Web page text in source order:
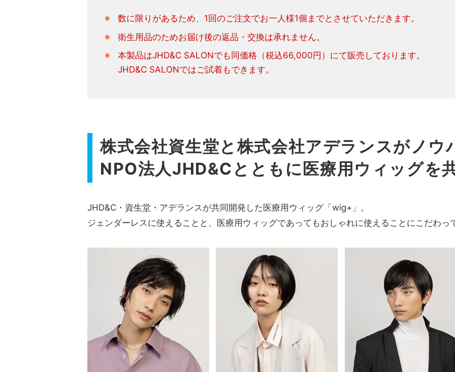
数に限りがあるため、1回のご注文でお一人様1個までとさせていただきます。
衛生用品のためお届け後の返品・交換は承れません。
本製品はJHD&C SALONでも同価格（税込66,000円）にて販売しております。
JHD&C SALONではご試着もできます。
株式会社資生堂と株式会社アデランスがノウ
NPO法人JHD&Cとともに医療用ウィッグを
JHD&C・資生堂・アデランスが共同開発した医療用ウィッグ「wig+」。
ジェンダーレスに使えることと、医療用ウィッグであってもおしゃれに使えることにこだわっ